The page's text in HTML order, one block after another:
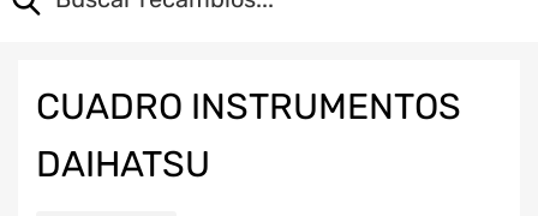
CUADRO INSTRUMENTOS
DAIHATSU